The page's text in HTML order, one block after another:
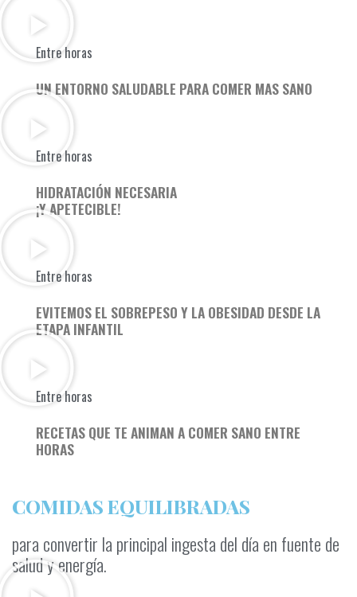
Entre horas
UN ENTORNO SALUDABLE PARA COMER MAS SANO
Entre horas
HIDRATACIÓN NECESARIA
¡Y APETECIBLE!
Entre horas
EVITEMOS EL SOBREPESO Y LA OBESIDAD DESDE LA
ETAPA INFANTIL
Entre horas
RECETAS QUE TE ANIMAN A COMER SANO ENTRE
HORAS
COMIDAS EQUILIBRADAS
para convertir la principal ingesta del día en fuente de
salud y energía.